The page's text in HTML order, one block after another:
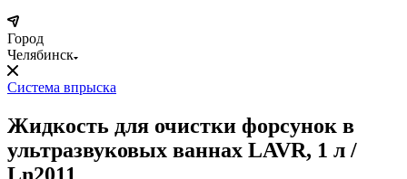
Город
Челябинск
Система впрыска
Жидкость для очистки форсунок в
ультразвуковых ваннах LAVR, 1 л /